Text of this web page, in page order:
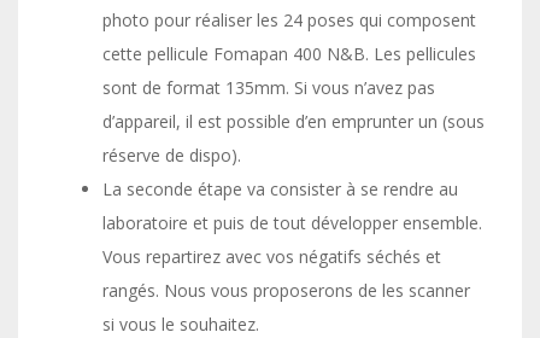
photo pour réaliser les 24 poses qui composent
cette pellicule Fomapan 400 N&B. Les pellicules
sont de format 135mm. Si vous n’avez pas
d’appareil, il est possible d’en emprunter un (sous
réserve de dispo).
La seconde étape va consister à se rendre au
laboratoire et puis de tout développer ensemble.
Vous repartirez avec vos négatifs séchés et
rangés. Nous vous proposerons de les scanner
si vous le souhaitez.